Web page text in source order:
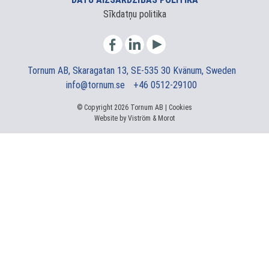
Sīkdatņu politika
Tornum AB, Skaragatan 13, SE-535 30 Kvänum, Sweden
info@tornum.se
+46 0512-29100
© Copyright 2026 Tornum AB | Cookies
Website by Viström & Morot